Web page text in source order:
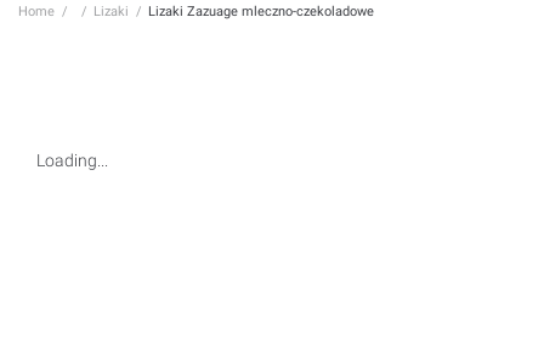
Home / / Lizaki / Lizaki Zazuage mleczno-czekoladowe
Loading...